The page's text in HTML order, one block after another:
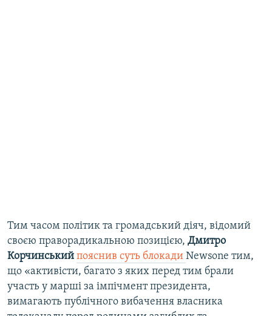
Тим часом політик та громадський діяч, відомий
своєю праворадикальною позицією, Дмитро
Корчинський пояснив суть блокади Newsone тим,
що «активісти, багато з яких перед тим брали
участь у марші за імпічмент президента,
вимагають публічного вибачення власника